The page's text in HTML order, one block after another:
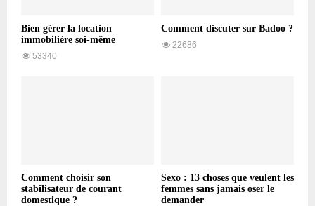
Bien gérer la location
immobilière soi-même
53340
Comment discuter sur Badoo ?
22686
Comment choisir son
stabilisateur de courant
domestique ?
Sexo : 13 choses que veulent les
femmes sans jamais oser le
demander